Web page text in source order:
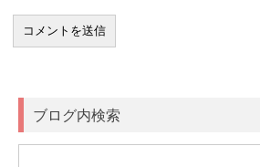
ブログ内検索